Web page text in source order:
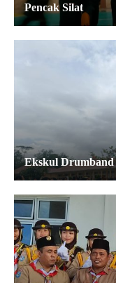
Pencak Silat
Ekskul Drumband